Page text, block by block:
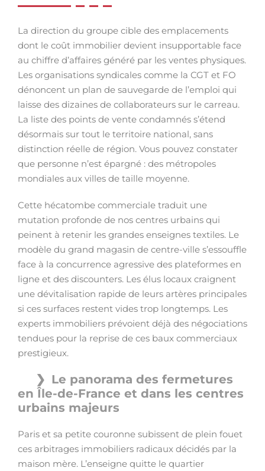
La direction du groupe cible des emplacements
dont le coût immobilier devient insupportable face
au chiffre d’affaires généré par les ventes physiques.
Les organisations syndicales comme la CGT et FO
dénoncent un plan de sauvegarde de l’emploi qui
laisse des dizaines de collaborateurs sur le carreau.
La liste des points de vente condamnés s’étend
désormais sur tout le territoire national, sans
distinction réelle de région. Vous pouvez constater
que personne n’est épargné : des métropoles
mondiales aux villes de taille moyenne.
Cette hécatombe commerciale traduit une
mutation profonde de nos centres urbains qui
peinent à retenir les grandes enseignes textiles. Le
modèle du grand magasin de centre-ville s’essouffle
face à la concurrence agressive des plateformes en
ligne et des discounters. Les élus locaux craignent
une dévitalisation rapide de leurs artères principales
si ces surfaces restent vides trop longtemps. Les
experts immobiliers prévoient déjà des négociations
tendues pour la reprise de ces baux commerciaux
prestigieux.
Le panorama des fermetures
en Île-de-France et dans les centres
urbains majeurs
Paris et sa petite couronne subissent de plein fouet
ces arbitrages immobiliers radicaux décidés par la
maison mère. L’enseigne quitte le quartier